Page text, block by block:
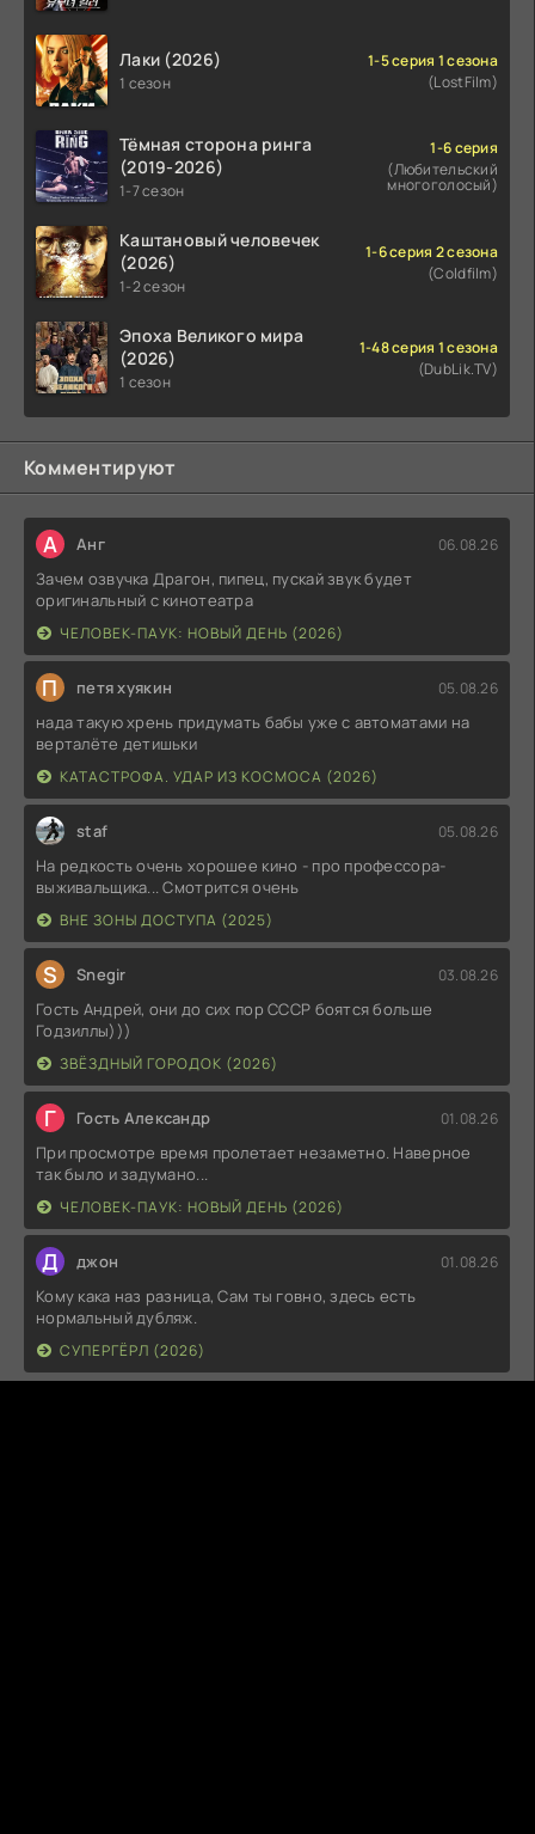
Лаки (2026)
1 сезон
1-5 серия 1 сезона
(LostFilm)
Тёмная сторона ринга
(2019-2026)
1-7 сезон
1-6 серия
(Любительский
многоголосый)
Каштановый человечек
(2026)
1-2 сезон
1-6 серия 2 сезона
(Coldfilm)
Эпоха Великого мира
(2026)
1 сезон
1-48 серия 1 сезона
(DubLik.TV)
Комментируют
А Анг 06.08.26
Зачем озвучка Драгон, пипец, пускай звук будет
оригинальный с кинотеатра
ЧЕЛОВЕК-ПАУК: НОВЫЙ ДЕНЬ (2026)
П петя хуякин 05.08.26
нада такую хрень придумать бабы уже с автоматами на
верталёте детишьки
КАТАСТРОФА. УДАР ИЗ КОСМОСА (2026)
staf 05.08.26
На редкость очень хорошее кино - про профессора-
выживальщика... Смотрится очень
ВНЕ ЗОНЫ ДОСТУПА (2025)
S Snegir 03.08.26
Гость Андрей, они до сих пор СССР боятся больше
Годзиллы)))
ЗВЁЗДНЫЙ ГОРОДОК (2026)
Г Гость Александр 01.08.26
При просмотре время пролетает незаметно. Наверное
так было и задумано...
ЧЕЛОВЕК-ПАУК: НОВЫЙ ДЕНЬ (2026)
Д джон 01.08.26
Кому кака наз разница, Сам ты говно, здесь есть
нормальный дубляж.
СУПЕРГЁРЛ (2026)